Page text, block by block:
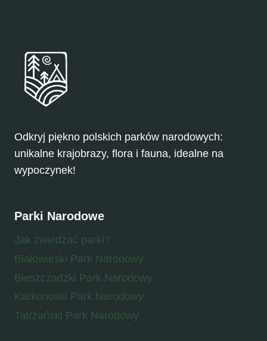
Odkryj piękno polskich parków narodowych:
unikalne krajobrazy, flora i fauna, idealne na
wypoczynek!
Parki Narodowe
Jak zwiedzać parki?
Białowieski Park Narodowy
Bieszczadzki Park Narodowy
Karkonoski Park Narodowy
Tatrzański Park Narodowy